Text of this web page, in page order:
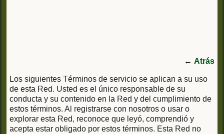
← Atrás
Los siguientes Términos de servicio se aplican a su uso
de esta Red. Usted es el único responsable de su
conducta y su contenido en la Red y del cumplimiento de
estos términos. Al registrarse con nosotros o usar o
explorar esta Red, reconoce que leyó, comprendió y
acepta estar obligado por estos términos. Esta Red no